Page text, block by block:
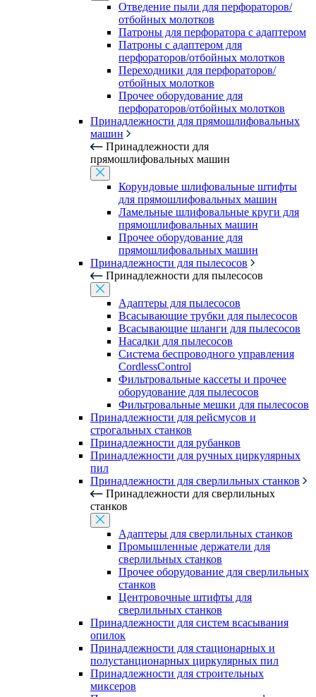
Отведение пыли для перфораторов/
отбойных молотков
Патроны для перфоратора с адаптером
Патроны с адаптером для
перфораторов/отбойных молотков
Переходники для перфораторов/
отбойных молотков
Прочее оборудование для
перфораторов/отбойных молотков
Принадлежности для прямошлифовальных
машин
Принадлежности для
прямошлифовальных машин
Корундовые шлифовальные штифты
для прямошлифовальных машин
Ламельные шлифовальные круги для
прямошлифовальных машин
Прочее оборудование для
прямошлифовальных машин
Принадлежности для пылесосов
Принадлежности для пылесосов
Адаптеры для пылесосов
Всасывающие трубки для пылесосов
Всасывающие шланги для пылесосов
Насадки для пылесосов
Система беспроводного управления
CordlessControl
Фильтровальные кассеты и прочее
оборудование для пылесосов
Фильтровальные мешки для пылесосов
Принадлежности для рейсмусов и
строгальных станков
Принадлежности для рубанков
Принадлежности для ручных циркулярных
пил
Принадлежности для сверлильных станков
Принадлежности для сверлильных
станков
Адаптеры для сверлильных станков
Промышленные держатели для
сверлильных станков
Прочее оборудование для сверлильных
станков
Центровочные штифты для
сверлильных станков
Принадлежности для систем всасывания
опилок
Принадлежности для стационарных и
полустанционарных циркулярных пил
Принадлежности для строительных
миксеров